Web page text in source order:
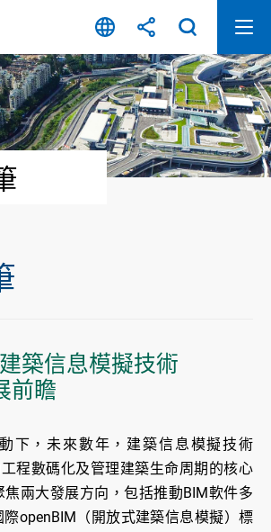
築信息模擬技術
前瞻
下，未來數年，建築信息模擬技術
工程數碼化及管理建築生命周期的核心
焦兩大發展方向，包括推動BIM軟件多
openBIM（開放式建築信息模擬）標